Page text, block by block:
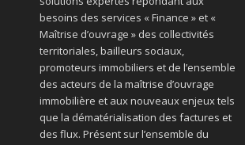
besoins des services « Finance » et «
Maîtrise d’ouvrage » des collectivités
territoriales, bailleurs sociaux,
promoteurs immobiliers et de l’ensemble
des acteurs de la maîtrise d’ouvrage
immobilière et aux nouveaux enjeux tels
que la dématérialisation des factures et
des flux. Présent sur l’ensemble du